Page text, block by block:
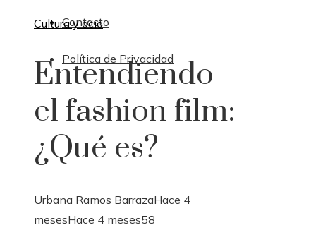
Contacto
Política de Privacidad
Cultura y ocio
Entendiendo
el fashion film:
¿Qué es?
Urbana Ramos BarrazaHace 4
mesesHace 4 meses58